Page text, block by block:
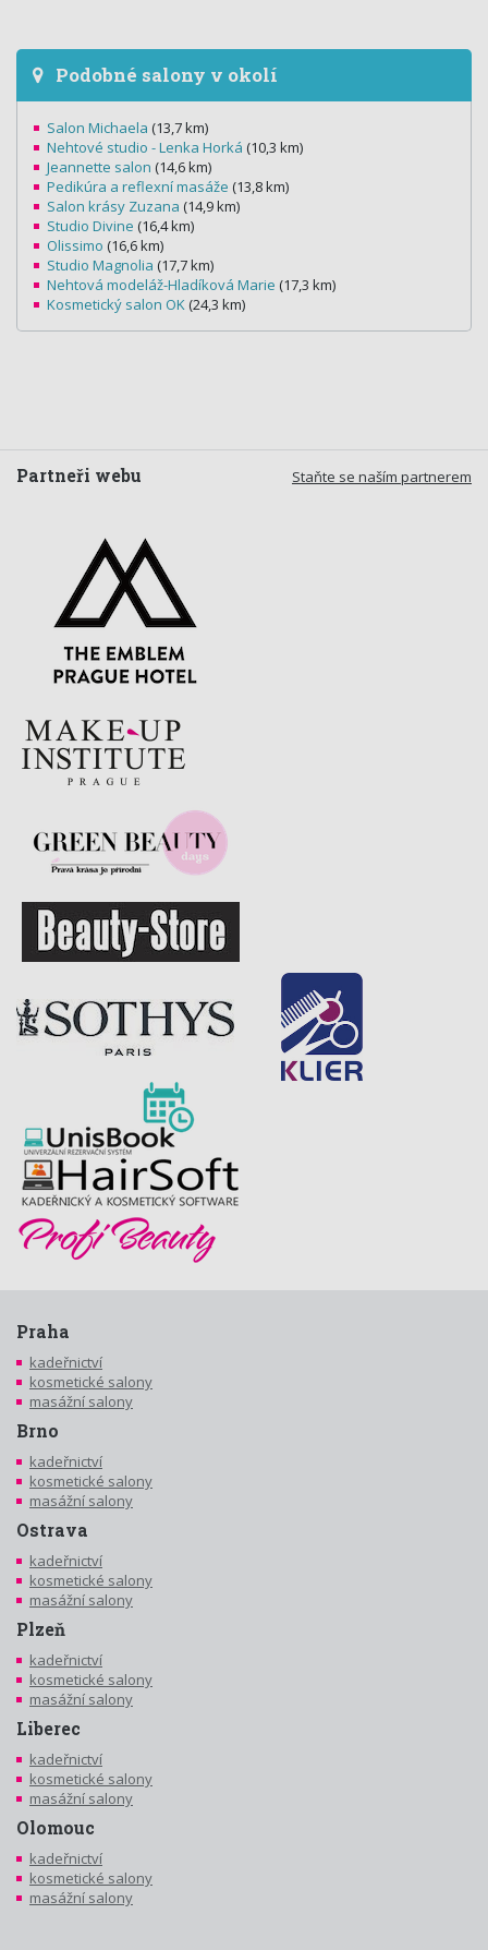
Podobné salony v okolí
Salon Michaela (13,7 km)
Nehtové studio - Lenka Horká (10,3 km)
Jeannette salon (14,6 km)
Pedikúra a reflexní masáže (13,8 km)
Salon krásy Zuzana (14,9 km)
Studio Divine (16,4 km)
Olissimo (16,6 km)
Studio Magnolia (17,7 km)
Nehtová modeláž-Hladíková Marie (17,3 km)
Kosmetický salon OK (24,3 km)
Staňte se naším partnerem
Partneři webu
Praha
kadeřnictví
kosmetické salony
masážní salony
Brno
kadeřnictví
kosmetické salony
masážní salony
Ostrava
kadeřnictví
kosmetické salony
masážní salony
Plzeň
kadeřnictví
kosmetické salony
masážní salony
Liberec
kadeřnictví
kosmetické salony
masážní salony
Olomouc
kadeřnictví
kosmetické salony
masážní salony